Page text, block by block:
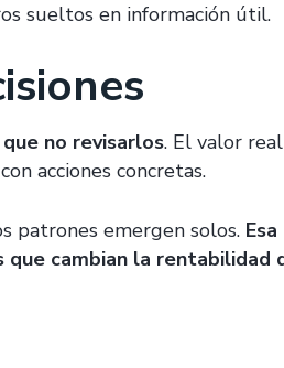
sueltos en información útil.
no revisarlos. El valor
acciones concretas.
patrones emergen solos. Esa
cambian la rentabilidad